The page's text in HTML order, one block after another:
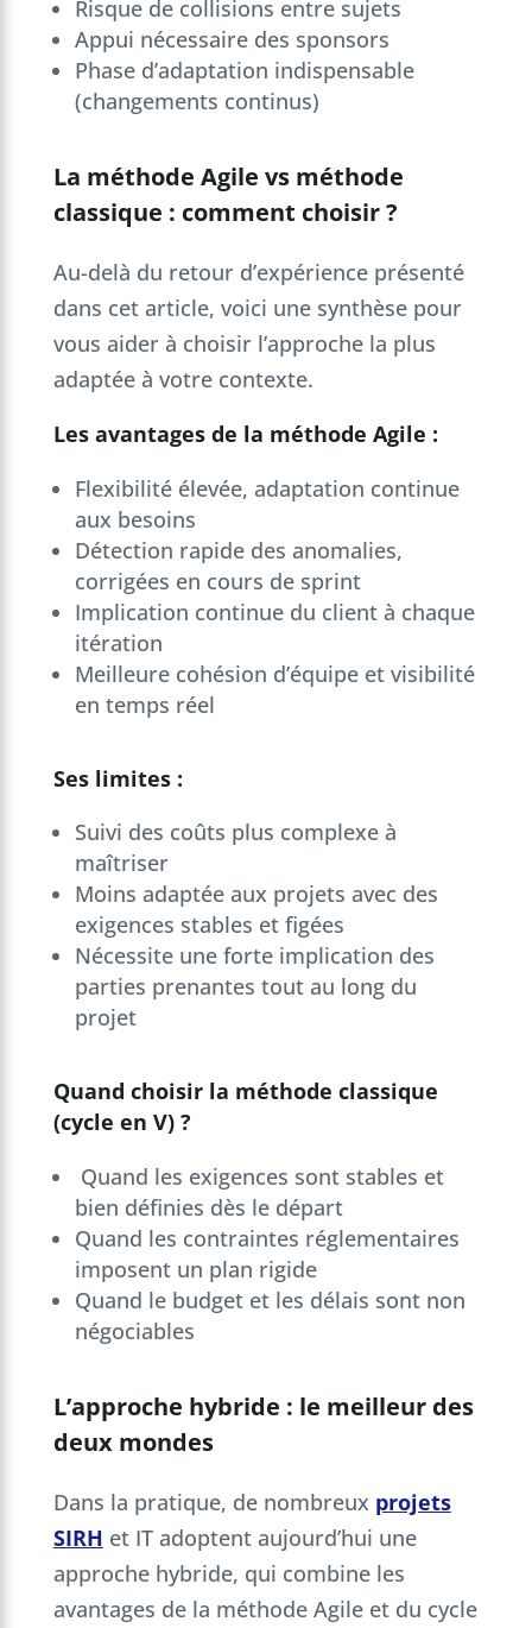
Risque de collisions entre sujets
Appui nécessaire des sponsors
Phase d’adaptation indispensable
(changements continus)
La méthode Agile vs méthode
classique : comment choisir ?
Au-delà du retour d’expérience présenté
dans cet article, voici une synthèse pour
vous aider à choisir l’approche la plus
adaptée à votre contexte.
Les avantages de la méthode Agile :
Flexibilité élevée, adaptation continue
aux besoins
Détection rapide des anomalies,
corrigées en cours de sprint
Implication continue du client à chaque
itération
Meilleure cohésion d’équipe et visibilité
en temps réel
Ses limites :
Suivi des coûts plus complexe à
maîtriser
Moins adaptée aux projets avec des
exigences stables et figées
Nécessite une forte implication des
parties prenantes tout au long du
projet
Quand choisir la méthode classique
(cycle en V) ?
Quand les exigences sont stables et
bien définies dès le départ
Quand les contraintes réglementaires
imposent un plan rigide
Quand le budget et les délais sont non
négociables
L’approche hybride : le meilleur des
deux mondes
Dans la pratique, de nombreux projets
SIRH et IT adoptent aujourd’hui une
approche hybride, qui combine les
avantages de la méthode Agile et du cycle